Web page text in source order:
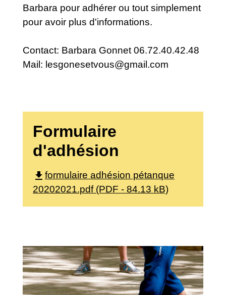
Barbara pour adhérer ou tout simplement
pour avoir plus d'informations.
Contact: Barbara Gonnet 06.72.40.42.48
Mail: lesgonesetvous@gmail.com
Formulaire
d'adhésion
file_download formulaire adhésion pétanque
20202021.pdf (PDF - 84.13 kB)